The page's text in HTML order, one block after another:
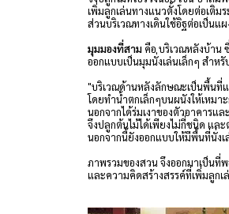
เพิ่มลูกเล่นทางแนวตั้งโดยต่อเติม
ส่วนบริเวณทางเดินใช้อิฐต่อเป็นแ
มุมมองที่สาม คือ บริเวณหลังบ้าน
ออกแบบเป็นมุมนั่งเล่นเล็กๆ สำห
"บริเวณด้านหลังลักษณะเป็นพื้นที่
โดยทำน้ำตกเล็กๆบนผนังให้เหม
นอกจากได้ร่มเงาของตัวอาคารแ
จึงปลูกต้นไม้ได้เพียงไม่กี่ชนิด และ
นอกจากนี้ยังออกแบบให้มีพื้นที่นั่ง
ภาพรวมของสวน จึงออกมาเป็นที่
และความคิดสร้างสรรค์ที่เพิ่มลูกเ